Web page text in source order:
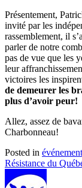
Présentement,
invité par les
rassemblement, il
parler de notre
pas de vue que les
leur
victoires les
de demeurer les
plus d’avoir peur!
Allez, assez de
Charbonneau!
Posted in
Résistance du